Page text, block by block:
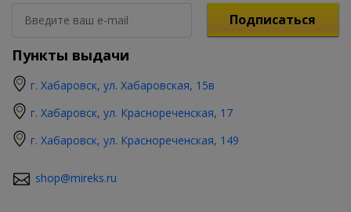
Подписаться
Пункты выдачи
г. Хабаровск, ул. Хабаровская, 15в
г. Хабаровск, ул. Краснореченская, 17
г. Хабаровск, ул. Краснореченская, 149
shop@mireks.ru